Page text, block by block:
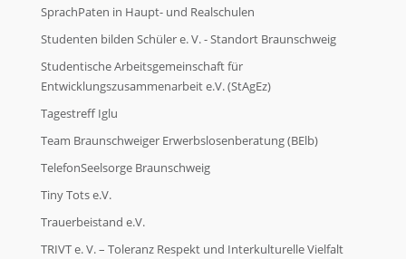
SprachPaten in Haupt- und Realschulen
Studenten bilden Schüler e. V. - Standort Braunschweig
Studentische Arbeitsgemeinschaft für
Entwicklungszusammenarbeit e.V. (StAgEz)
Tagestreff Iglu
Team Braunschweiger Erwerbslosenberatung (BElb)
TelefonSeelsorge Braunschweig
Tiny Tots e.V.
Trauerbeistand e.V.
TRIVT e. V. – Toleranz Respekt und Interkulturelle Vielfalt